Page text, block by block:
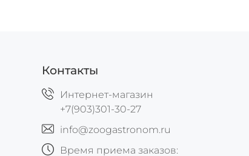
Контакты
Интернет-магазин
+7(903)301-30-27
info@zoogastronom.ru
Время приема заказов: